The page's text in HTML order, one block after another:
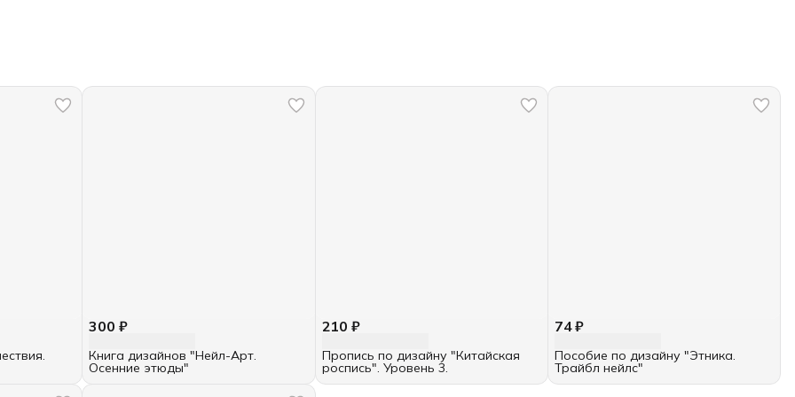
300 ₽
Книга дизайнов "Нейл-Арт.
Осенние этюды"
210 ₽
Пропись по дизайну "Китайская
роспись". Уровень 3.
74 ₽
Пособие по дизайну "Этника.
Трайбл нейлс"